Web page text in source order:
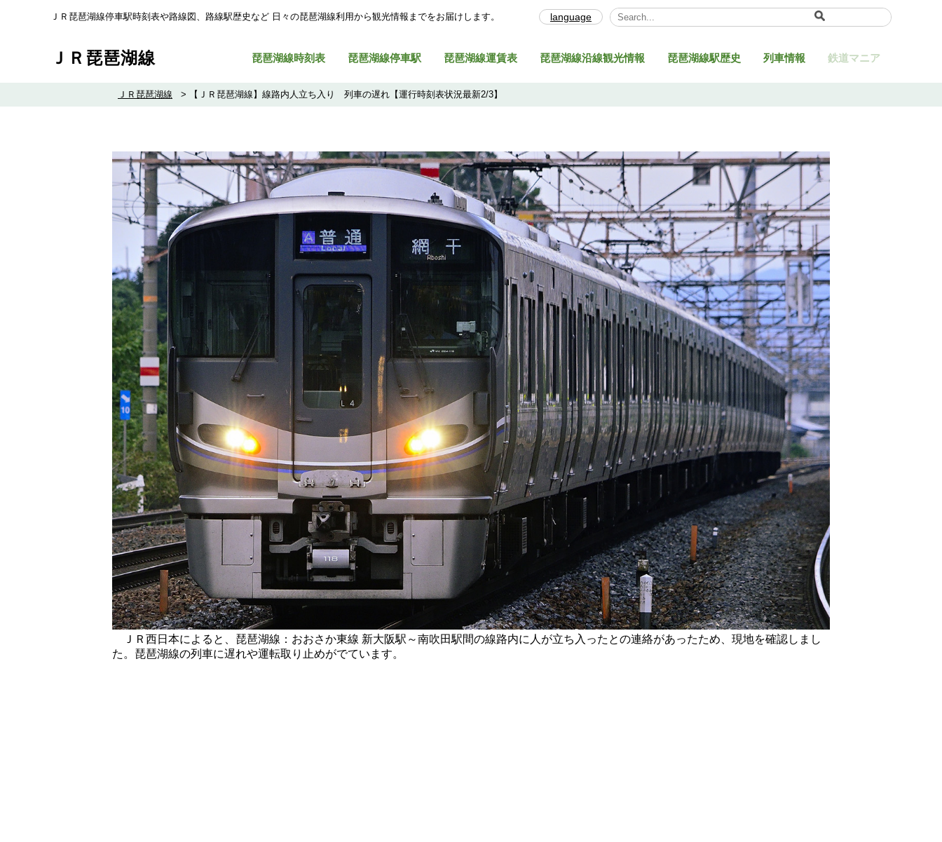
ＪＲ琵琶湖線停車駅時刻表や路線図、路線駅歴史など ⽇々の琵琶湖線利⽤から観光情報までをお届けします。 language
ＪＲ琵琶湖線 琵琶湖線時刻表 琵琶湖線停車駅 琵琶湖線運賃表 琵琶湖線沿線観光情報 琵琶湖線駅歴史 列車情報 鉄道マニア
ＪＲ琵琶湖線 > 【ＪＲ琵琶湖線】線路内人立ち入り 列車の遅れ【運行時刻表状況最新2/3】
ＪＲ西日本によると、琵琶湖線：おおさか東線 新大阪駅～南吹田駅間の線路内に人が立ち入ったとの連絡があったため、現地を確認しまし
た。琵琶湖線の列車に遅れや運転取り止めがでています。